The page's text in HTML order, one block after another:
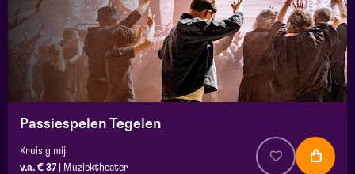
Passiespelen Tegelen
Kruisig mij
v.a. € 37
Muziektheater